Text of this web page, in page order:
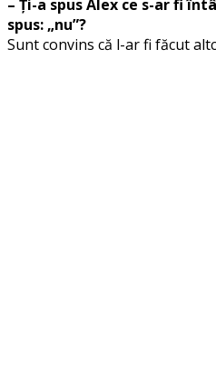
– Ți-a spus Alex ce s-ar fi
spus: „nu”?
Sunt convins că l-ar fi făcut